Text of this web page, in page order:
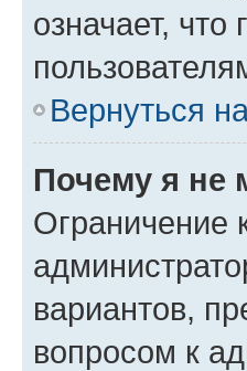
означает,
Вернуться
Почему я не
Ограничение
вариантов,
вопросом к